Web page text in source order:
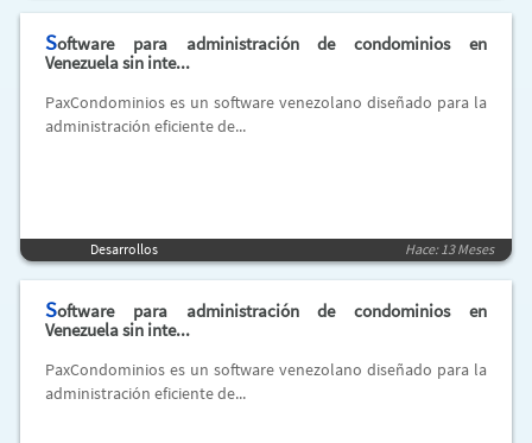
Software para administración de condominios en
Venezuela sin inte...
PaxCondominios es un software venezolano diseñado para la
administración eficiente de...
Desarrollos Hace: 13 Meses
Software para administración de condominios en
Venezuela sin inte...
PaxCondominios es un software venezolano diseñado para la
administración eficiente de...